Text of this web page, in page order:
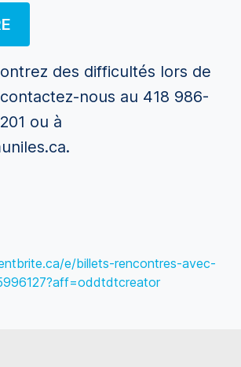
des difficultés lors de
nous au 418 986-
ou à
e/billets-rencontres-avec-